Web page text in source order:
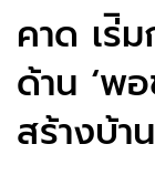
คาด เร่ิ
ด้าน ‘พ
สร้างบ้า